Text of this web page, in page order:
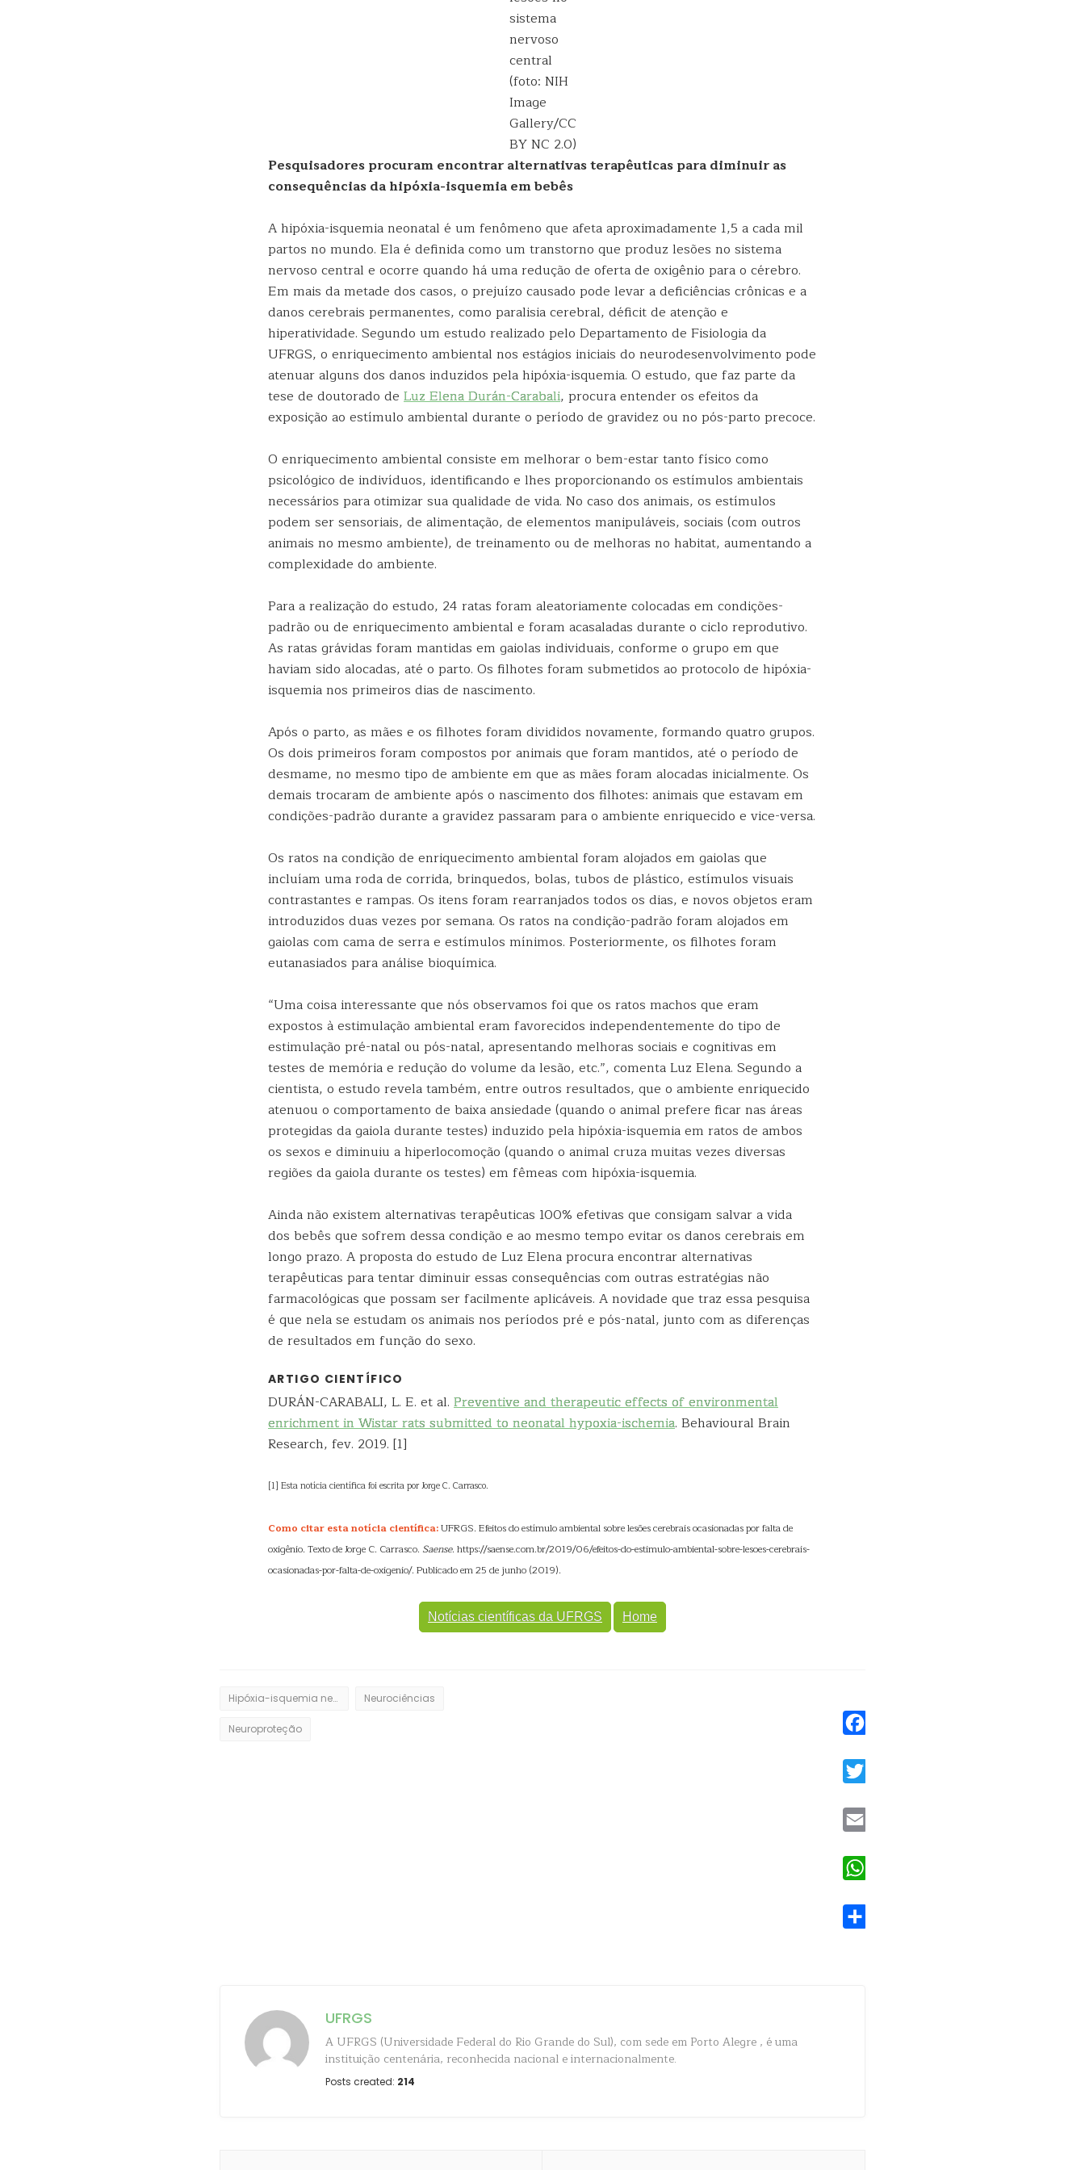
sistema
nervoso
central
(foto: NIH
Image
Gallery/CC
BY NC 2.0)
Pesquisadores procuram encontrar alternativas terapêuticas para diminuir as
consequências da hipóxia-isquemia em bebês
A hipóxia-isquemia neonatal é um fenômeno que afeta aproximadamente 1,5 a cada mil
partos no mundo. Ela é definida como um transtorno que produz lesões no sistema
nervoso central e ocorre quando há uma redução de oferta de oxigênio para o cérebro.
Em mais da metade dos casos, o prejuízo causado pode levar a deficiências crônicas e a
danos cerebrais permanentes, como paralisia cerebral, déficit de atenção e
hiperatividade. Segundo um estudo realizado pelo Departamento de Fisiologia da
UFRGS, o enriquecimento ambiental nos estágios iniciais do neurodesenvolvimento pode
atenuar alguns dos danos induzidos pela hipóxia-isquemia. O estudo, que faz parte da
tese de doutorado de Luz Elena Durán-Carabali, procura entender os efeitos da
exposição ao estímulo ambiental durante o período de gravidez ou no pós-parto precoce.
O enriquecimento ambiental consiste em melhorar o bem-estar tanto físico como
psicológico de indivíduos, identificando e lhes proporcionando os estímulos ambientais
necessários para otimizar sua qualidade de vida. No caso dos animais, os estímulos
podem ser sensoriais, de alimentação, de elementos manipuláveis, sociais (com outros
animais no mesmo ambiente), de treinamento ou de melhoras no habitat, aumentando a
complexidade do ambiente.
Para a realização do estudo, 24 ratas foram aleatoriamente colocadas em condições-
padrão ou de enriquecimento ambiental e foram acasaladas durante o ciclo reprodutivo.
As ratas grávidas foram mantidas em gaiolas individuais, conforme o grupo em que
haviam sido alocadas, até o parto. Os filhotes foram submetidos ao protocolo de hipóxia-
isquemia nos primeiros dias de nascimento.
Após o parto, as mães e os filhotes foram divididos novamente, formando quatro grupos.
Os dois primeiros foram compostos por animais que foram mantidos, até o período de
desmame, no mesmo tipo de ambiente em que as mães foram alocadas inicialmente. Os
demais trocaram de ambiente após o nascimento dos filhotes: animais que estavam em
condições-padrão durante a gravidez passaram para o ambiente enriquecido e vice-versa.
Os ratos na condição de enriquecimento ambiental foram alojados em gaiolas que
incluíam uma roda de corrida, brinquedos, bolas, tubos de plástico, estímulos visuais
contrastantes e rampas. Os itens foram rearranjados todos os dias, e novos objetos eram
introduzidos duas vezes por semana. Os ratos na condição-padrão foram alojados em
gaiolas com cama de serra e estímulos mínimos. Posteriormente, os filhotes foram
eutanasiados para análise bioquímica.
“Uma coisa interessante que nós observamos foi que os ratos machos que eram
expostos à estimulação ambiental eram favorecidos independentemente do tipo de
estimulação pré-natal ou pós-natal, apresentando melhoras sociais e cognitivas em
testes de memória e redução do volume da lesão, etc.”, comenta Luz Elena. Segundo a
cientista, o estudo revela também, entre outros resultados, que o ambiente enriquecido
atenuou o comportamento de baixa ansiedade (quando o animal prefere ficar nas áreas
protegidas da gaiola durante testes) induzido pela hipóxia-isquemia em ratos de ambos
os sexos e diminuiu a hiperlocomoção (quando o animal cruza muitas vezes diversas
regiões da gaiola durante os testes) em fêmeas com hipóxia-isquemia.
Ainda não existem alternativas terapêuticas 100% efetivas que consigam salvar a vida
dos bebês que sofrem dessa condição e ao mesmo tempo evitar os danos cerebrais em
longo prazo. A proposta do estudo de Luz Elena procura encontrar alternativas
terapêuticas para tentar diminuir essas consequências com outras estratégias não
farmacológicas que possam ser facilmente aplicáveis. A novidade que traz essa pesquisa
é que nela se estudam os animais nos períodos pré e pós-natal, junto com as diferenças
de resultados em função do sexo.
ARTIGO CIENTÍFICO
DURÁN-CARABALI, L. E. et al. Preventive and therapeutic effects of environmental
enrichment in Wistar rats submitted to neonatal hypoxia-ischemia. Behavioural Brain
Research, fev. 2019. [1]
[1] Esta notícia científica foi escrita por Jorge C. Carrasco.
Como citar esta notícia científica:UFRGS. Efeitos do estímulo ambiental sobre lesões cerebrais ocasionadas por falta de
oxigênio. Texto de Jorge C. Carrasco. Saense. https://saense.com.br/2019/06/efeitos-do-estimulo-ambiental-sobre-lesoes-cerebrais-
ocasionadas-por-falta-de-oxigenio/. Publicado em 25 de junho (2019).
Notícias científicas da UFRGS Home
Hipóxia-isquemia neonatal Neurociências
Neuroproteção
UFRGS
A UFRGS (Universidade Federal do Rio Grande do Sul), com sede em Porto Alegre , é uma
instituição centenária, reconhecida nacional e internacionalmente.
Posts created: 214